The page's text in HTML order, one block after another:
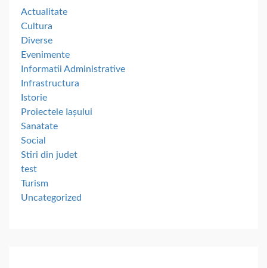
Actualitate
Cultura
Diverse
Evenimente
Informatii Administrative
Infrastructura
Istorie
Proiectele Iașului
Sanatate
Social
Stiri din judet
test
Turism
Uncategorized